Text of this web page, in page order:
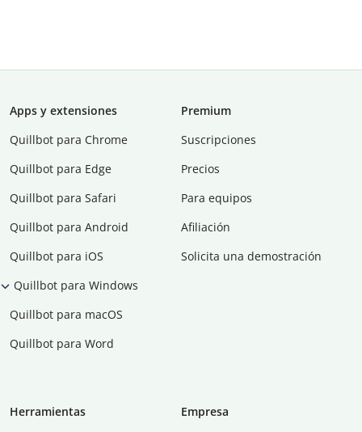
Apps y extensiones
Quillbot para Chrome
Quillbot para Edge
Quillbot para Safari
Quillbot para Android
Quillbot para iOS
Quillbot para Windows
Quillbot para macOS
Quillbot para Word
Premium
Suscripciones
Precios
Para equipos
Afiliación
Solicita una demostración
Herramientas
Empresa